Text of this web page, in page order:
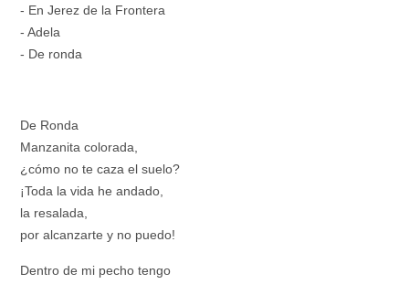
- En Jerez de la Frontera
- Adela
- De ronda
De Ronda
Manzanita colorada,
¿cómo no te caza el suelo?
¡Toda la vida he andado,
la resalada,
por alcanzarte y no puedo!
Dentro de mi pecho tengo